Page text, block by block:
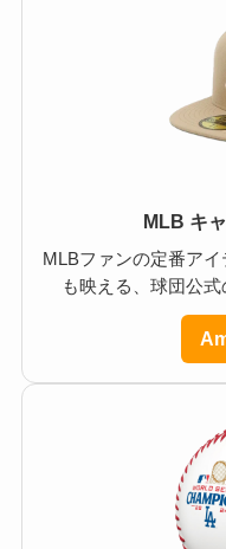
MLB キ
MLBファンの定番ア
も映える、球団公式